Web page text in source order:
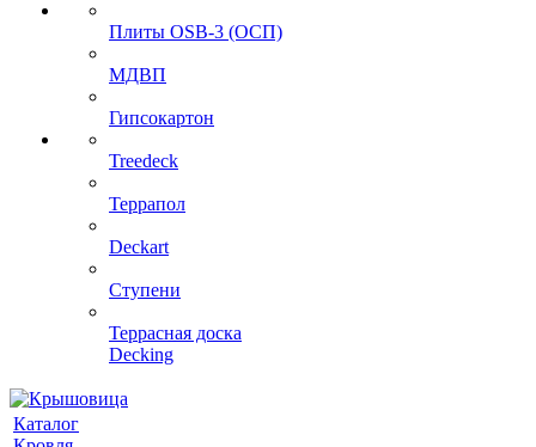
Плиты OSB-3 (ОСП)
МДВП
Гипсокартон
Treedeck
Террапол
Deckart
Ступени
Террасная доска
Decking
Каталог